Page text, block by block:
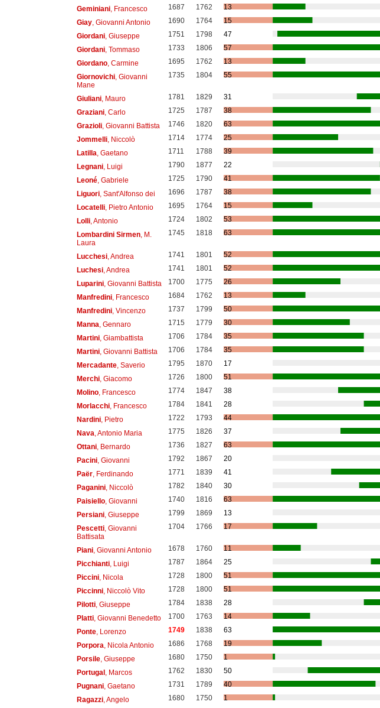
Geminiani, Francesco 1687 1762
13
Giay, Giovanni Antonio 1690 1764
15
Giordani, Giuseppe 1751 1798
47
Giordani, Tommaso 1733 1806
57
Giordano, Carmine 1695 1762
13
Giornovichi, Giovanni
Mane
1735 1804 55
Giuliani, Mauro 1781 1829
31
Graziani, Carlo 1725 1787
38
Grazioli, Giovanni Battista 1746 1820
63
Jommelli, Niccolò 1714 1774
25
Latilla , Gaetano 1711 1788
39
Legnani, Luigi 1790 1877
22
Leoné, Gabriele 1725 1790
41
Liguori, Sant'Alfonso dei 1696 1787
38
Locatelli, Pietro Antonio 1695 1764
15
Lolli, Antonio 1724 1802
53
Lombardini Sirmen, M.
Laura
1745 1818 63
Lucchesi, Andrea 1741 1801
52
Luchesi, Andrea 1741 1801
52
Luparini, Giovanni Battista 1700 1775
26
Manfredini, Francesco 1684 1762
13
Manfredini, Vincenzo 1737 1799
50
Manna , Gennaro 1715 1779
30
Martini, Giambattista 1706 1784
35
Martini, Giovanni Battista 1706 1784
35
Mercadante, Saverio 1795 1870
17
Merchi, Giacomo 1726 1800
51
Molino, Francesco 1774 1847
38
Morlacchi, Francesco 1784 1841
28
Nardini, Pietro 1722 1793
44
Nava , Antonio Maria 1775 1826
37
Ottani, Bernardo 1736 1827
63
Pacini, Giovanni 1792 1867
20
Paër, Ferdinando 1771 1839
41
Paganini, Niccolò 1782 1840
30
Paisiello, Giovanni 1740 1816
63
Persiani, Giuseppe 1799 1869
13
Pescetti, Giovanni
Battisata
1704 1766 17
Piani, Giovanni Antonio 1678 1760
11
Picchianti, Luigi 1787 1864
25
Piccini, Nicola 1728 1800
51
Piccinni, Niccolò Vito 1728 1800
51
Pilotti, Giuseppe 1784 1838
28
Platti, Giovanni Benedetto 1700 1763
14
Ponte, Lorenzo 1749 1838
63
Porpora , Nicola Antonio 1686 1768
19
Porsile, Giuseppe 1680 1750
1
Portugal, Marcos 1762 1830
50
Pugnani, Gaetano 1731 1789
40
Ragazzi, Angelo 1680 1750
1